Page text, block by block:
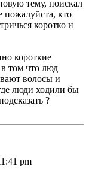
тему, поискал
кто
коротко и
короткие
том что люд
волосы и
люди ходили бы
?
pm